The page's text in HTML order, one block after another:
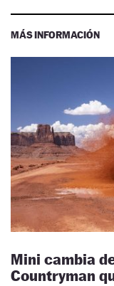
MÁS INFORMACIÓN
Mini cambia
Countryman